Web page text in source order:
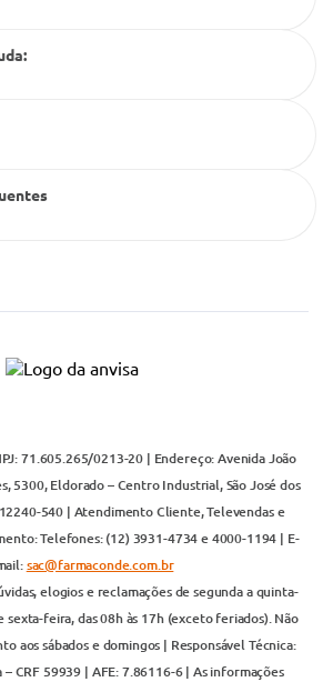
71.605.265/0213-20 | Endereço: Avenida João
5300, Eldorado – Centro Industrial, São José dos
12240-540 | Atendimento Cliente, Televendas e
Telefones: (12) 3931-4734 e 4000-1194 | E-
sac@farmaconde.com.br
elogios e reclamações de segunda a quinta-
sexta-feira, das 08h às 17h (exceto feriados). Não
aos sábados e domingos | Responsável Técnica:
– CRF 59939 | AFE: 7.86116-6 | As informações